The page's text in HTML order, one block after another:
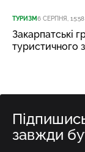
ТУРИЗМ6 СЕРПНЯ, 15:58
Закарпатські
туристичного
завжди